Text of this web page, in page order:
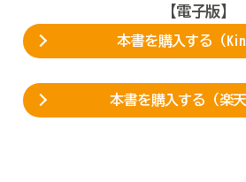
【電子版】
本書を購入する（
本書を購入する（楽天